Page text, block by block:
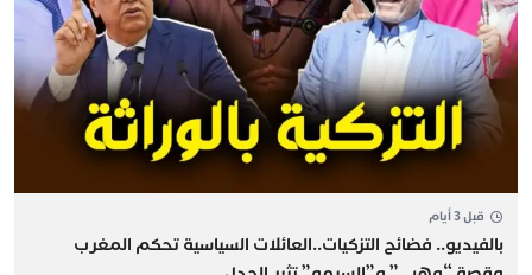
قبل 3 أيام
بالفيديو.. فضائح التزكيات..العائلات السياسية تحكم المغرب